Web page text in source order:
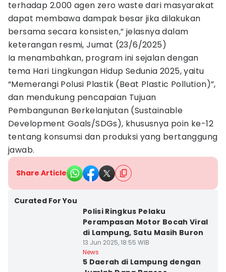
terhadap 2.000 agen zero waste dari masyarakat
dapat membawa dampak besar jika dilakukan
bersama secara konsisten,” jelasnya dalam
keterangan resmi, Jumat (23/6/2025)
Ia menambahkan, program ini sejalan dengan
tema Hari Lingkungan Hidup Sedunia 2025, yaitu
“Memerangi Polusi Plastik (Beat Plastic Pollution)”,
dan mendukung pencapaian Tujuan
Pembangunan Berkelanjutan (Sustainable
Development Goals/SDGs), khususnya poin ke-12
tentang konsumsi dan produksi yang bertanggung
jawab.
Share Article
Curated For You
Polisi Ringkus Pelaku
Perampasan Motor Bocah Viral
di Lampung, Satu Masih Buron
13 Jun 2025, 18:55 WIB
News
5 Daerah di Lampung dengan